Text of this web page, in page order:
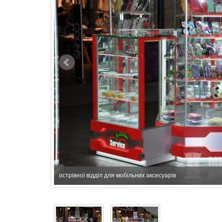
острівної відділ для мобільних аксесуарів